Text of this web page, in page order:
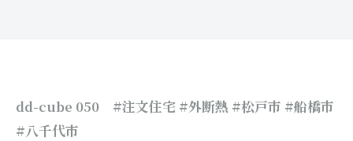
dd-cube 050
#注文住宅 #外断熱 #松戸市 #船橋市
#八千代市